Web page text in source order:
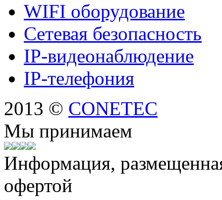
WIFI оборудование
Сетевая безопасность
IP-видеонаблюдение
IP-телефония
2013 © CONETEC
Мы принимаем
Информация,
офертой